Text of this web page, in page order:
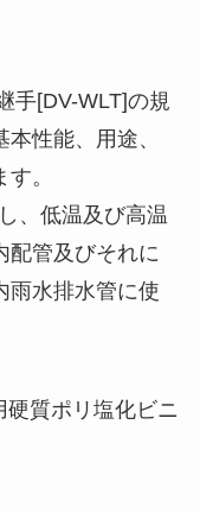
手[DV-WLT]の規
性能、用途、
。
、低温及び高温
配管及びそれに
雨水排水管に使
質ポリ塩化ビニ